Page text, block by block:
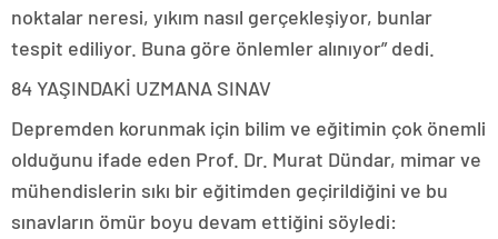
noktalar neresi, yıkım nasıl gerçekleşiyor, bunlar
tespit ediliyor. Buna göre önlemler alınıyor” dedi.
84 YAŞINDAKİ UZMANA SINAV
Depremden korunmak için bilim ve eğitimin çok önemli
olduğunu ifade eden Prof. Dr. Murat Dündar, mimar ve
mühendislerin sıkı bir eğitimden geçirildiğini ve bu
sınavların ömür boyu devam ettiğini söyledi: